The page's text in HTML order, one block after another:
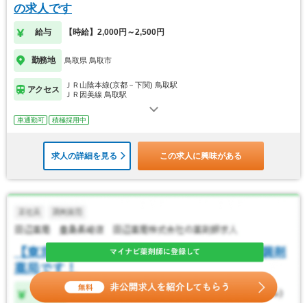
の求人です
給与 【時給】2,000円～2,500円
勤務地 鳥取県 鳥取市
アクセス
ＪＲ山陰本線(京都－下関) 鳥取駅
ＪＲ因美線 鳥取駅
車通勤可 積極採用中
求人の詳細を見る この求人に興味がある